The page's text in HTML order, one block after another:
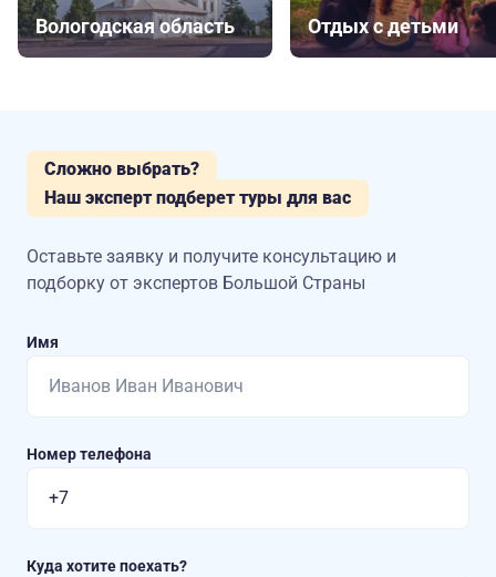
Вологодская область Отдых с детьми
Сложно выбрать?
Наш эксперт подберет туры для вас
Оставьте заявку и получите консультацию и
подборку от экспертов Большой Страны
Имя
Номер телефона
Куда хотите поехать?